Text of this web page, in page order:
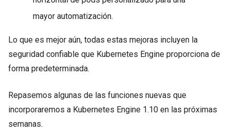
mayor automatización.
Lo que es mejor aún, todas estas mejoras incluyen la
seguridad confiable que Kubernetes Engine proporciona de
forma predeterminada.
Repasemos algunas de las funciones nuevas que
incorporaremos a Kubernetes Engine 1.10 en las próximas
semanas.